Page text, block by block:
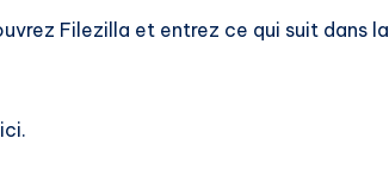
Filezilla et entrez ce qui suit dans la